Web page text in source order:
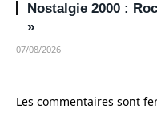
Nostalgie 2000 :
»
07/08/2026
Les commentaires sont